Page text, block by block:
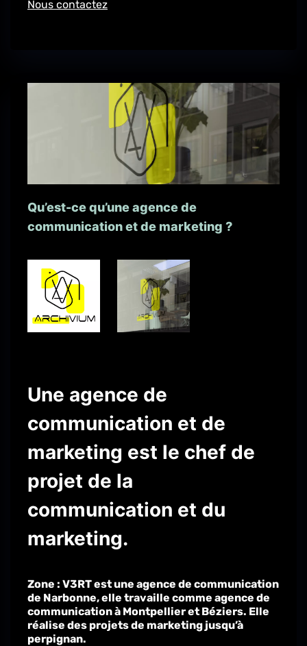
Nous contactez
Qu’est-ce qu’une agence de
communication et de marketing ?
Une agence de
communication et de
marketing est le chef de
projet de la
communication et du
marketing.
Zone : V3RT est une agence de communication
de Narbonne, elle travaille comme agence de
communication à Montpellier et Béziers. Elle
réalise des projets de marketing jusqu’à
perpignan.